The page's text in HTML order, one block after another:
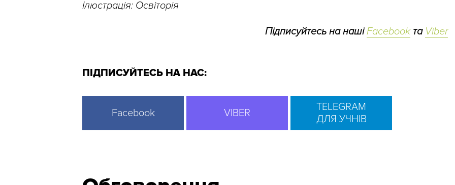
Ілюстрація: Освіторія
Підписуйтесь на нашіFacebookта Viber
ПІДПИСУЙТЕСЬ НА НАС:
Facebook VIBER
TELEGRAM
ДЛЯ УЧНІВ